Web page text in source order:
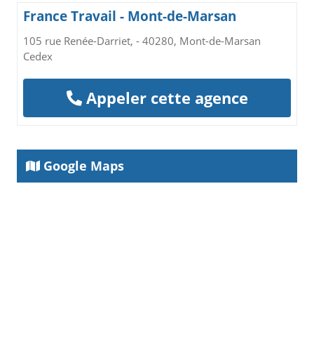
France Travail - Mont-de-Marsan
105 rue Renée-Darriet, - 40280, Mont-de-Marsan
Cedex
Appeler cette agence
Google Maps